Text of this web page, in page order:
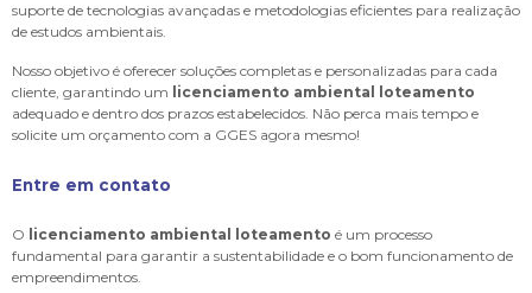
suporte de tecnologias avançadas e metodologias eficientes para realização
de estudos ambientais.
Nosso objetivo é oferecer soluções completas e personalizadas para cada
cliente, garantindo um licenciamento ambiental loteamento
adequado e dentro dos prazos estabelecidos. Não perca mais tempo e
solicite um orçamento com a GGES agora mesmo!
Entre em contato
O licenciamento ambiental loteamento é um processo
fundamental para garantir a sustentabilidade e o bom funcionamento de
empreendimentos.